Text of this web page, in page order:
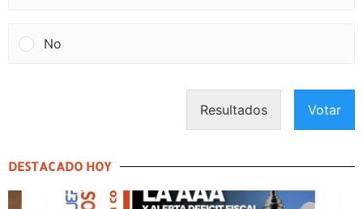
No
Resultados Votar
DESTACADO HOY